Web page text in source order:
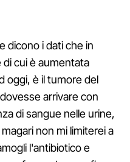
dicono i dati che in
cui è aumentata
oggi, è il tumore del
arrivare con
di sangue nelle urine,
non mi limiterei a
l'antibiotico e